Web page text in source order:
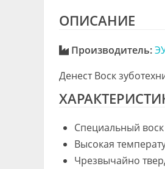
ОПИСАНИЕ
Производитель:
Денест Воск
Специальный
Высокая
Чрезвычайно